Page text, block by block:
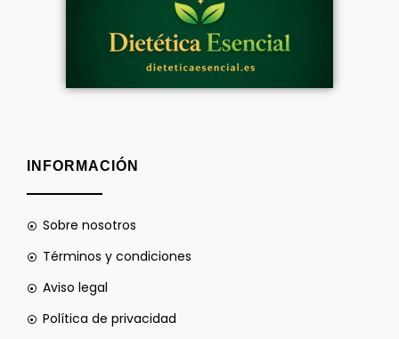
INFORMACIÓN
Sobre nosotros
Términos y condiciones
Aviso legal
Política de privacidad